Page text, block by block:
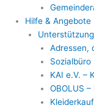
Hilfe & Angebote
Unterstützung
Adressen,
Sozialbüro
KAI e.V. –
OBOLUS